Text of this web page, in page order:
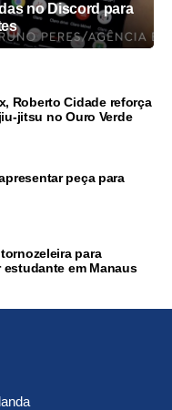
no Discord para
Roberto Cidade reforça
jitsu no Ouro Verde
peça para
para
em Manaus